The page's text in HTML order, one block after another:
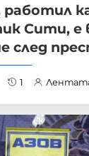
работил
Сити, е
след
1